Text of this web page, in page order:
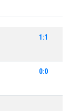
1:1
0:0